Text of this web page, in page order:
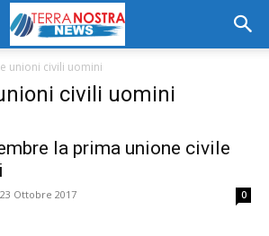
unioni civili uomini
civili uomini
la prima unione civile
23 Ottobre 2017 0